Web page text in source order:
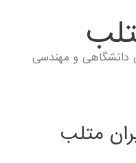
دانشگاهی و مهندسی
متلب